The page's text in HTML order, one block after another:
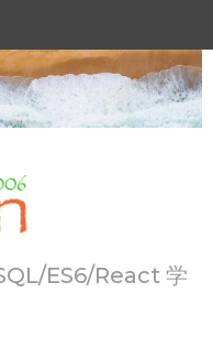
ES6/React 学